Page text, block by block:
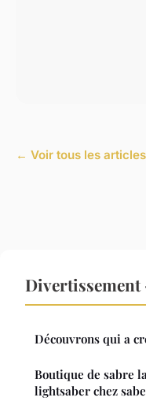
← Voir tous les
Découvrons qui a
Boutique de sabre
lightsaber chez